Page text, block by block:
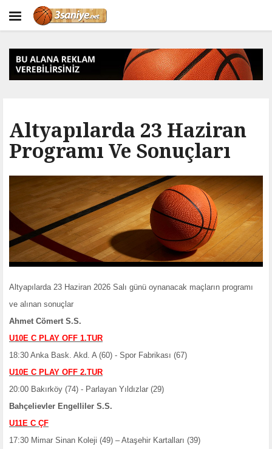
Altyapılarda 23 Haziran
Programı Ve Sonuçları
Altyapılarda 23 Haziran 2026 Salı günü oynanacak maçların programı
ve alınan sonuçlar
Ahmet Cömert S.S.
U10E C PLAY OFF 1.TUR
18:30 Anka Bask. Akd. A (60) - Spor Fabrikası (67)
U10E C PLAY OFF 2.TUR
20:00 Bakırköy (74) - Parlayan Yıldızlar (29)
Bahçelievler Engelliler S.S.
U11E C ÇF
17:30 Mimar Sinan Koleji (49) – Ataşehir Kartalları (39)